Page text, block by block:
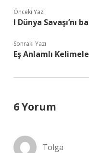
Önceki Yazı
I Dünya Savaşı’nı
Sonraki Yazı
Eş Anlamlı
6 Yorum
Tolga